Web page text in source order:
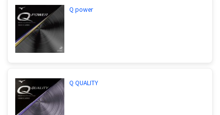
りかは柔らかいでしょう。
Q power
Q QUALITY